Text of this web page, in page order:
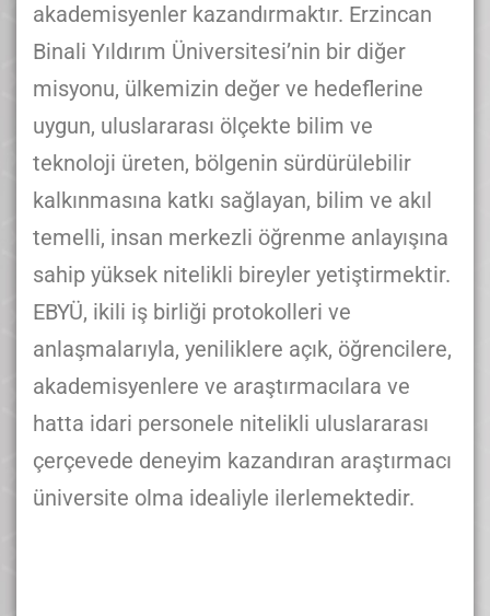
akademisyenler kazandırmaktır. Erzincan
Binali Yıldırım Üniversitesi’nin bir diğer
misyonu, ülkemizin değer ve hedeflerine
uygun, uluslararası ölçekte bilim ve
teknoloji üreten, bölgenin sürdürülebilir
kalkınmasına katkı sağlayan, bilim ve akıl
temelli, insan merkezli öğrenme anlayışına
sahip yüksek nitelikli bireyler yetiştirmektir.
EBYÜ, ikili iş birliği protokolleri ve
anlaşmalarıyla, yeniliklere açık, öğrencilere,
akademisyenlere ve araştırmacılara ve
hatta idari personele nitelikli uluslararası
çerçevede deneyim kazandıran araştırmacı
üniversite olma idealiyle ilerlemektedir.